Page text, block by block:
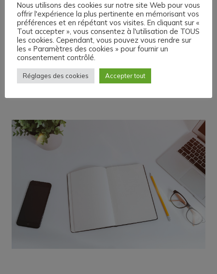
Le Maire, Michel Veyron et l’ensemble du Conseil
Municipal de Saint-Etienne de Saint-Geoirs ont le
plaisir de vous inviter à la grande cérémonie des Voeux
Samedi 13 janvier 2024 à partir de 18h30.
Salle des Spectacles.
Nous utilisons des cookies sur notre site Web pour vous
offrir l'expérience la plus pertinente en mémorisant vos
préférences et en répétant vos visites. En cliquant sur «
Tout accepter », vous consentez à l'utilisation de TOUS
les cookies. Cependant, vous pouvez vous rendre sur
les « Paramètres des cookies » pour fournir un
consentement contrôlé.
Réglages des cookies Accepter tout